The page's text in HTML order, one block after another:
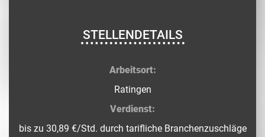
STELLENDETAILS
Arbeitsort:
Ratingen
Verdienst:
bis zu 30,89 €/Std. durch tarifliche Branchenzuschläge